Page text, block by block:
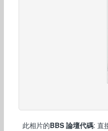
此相片的BBS 論壇代碼: 直